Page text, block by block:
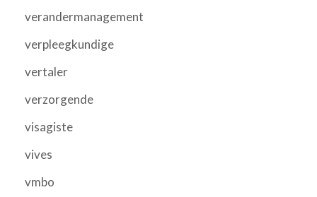
verandermanagement
verpleegkundige
vertaler
verzorgende
visagiste
vives
vmbo